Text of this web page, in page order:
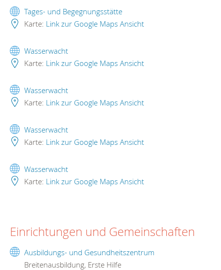
Tages- und Begegnungsstätte
Karte: Link zur Google Maps Ansicht
Wasserwacht
Karte: Link zur Google Maps Ansicht
Wasserwacht
Karte: Link zur Google Maps Ansicht
Wasserwacht
Karte: Link zur Google Maps Ansicht
Wasserwacht
Karte: Link zur Google Maps Ansicht
Einrichtungen und Gemeinschaften
Ausbildungs- und Gesundheitszentrum
Breitenausbildung, Erste Hilfe